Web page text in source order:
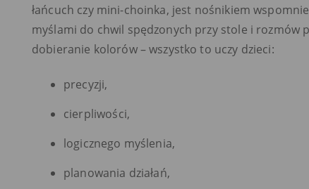
łańcuch czy mini-choinka, jest nośnikiem
myślami do chwil spędzonych przy stole i rozmów
dobieranie kolorów – wszystko to uczy dzieci:
precyzji,
cierpliwości,
logicznego myślenia,
planowania działań,